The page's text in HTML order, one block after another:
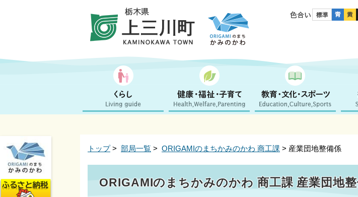
色合い
トップ> 部局一覧 > ORIGAMIのまちかみのかわ 商工課 > 産業団地整備係
ORIGAMIのまちかみのかわ 商工課 産業団地